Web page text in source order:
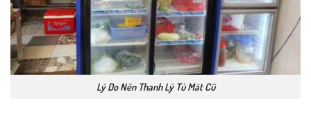
Lý Do Nên Thanh Lý Tủ Mát Cũ